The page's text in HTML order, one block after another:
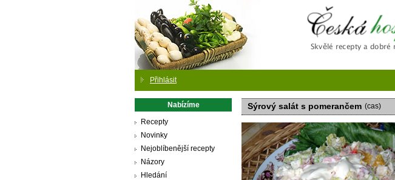
Česká
Přihlásit
Nabízíme
Recepty
Novinky
Nejoblíbenější recepty
Názory
Hledání
Sýrový salát s pomerančem (cas)